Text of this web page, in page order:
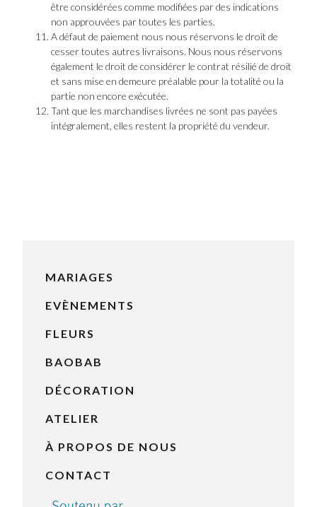
être considérées comme modifiées par des indications
non approuvées par toutes les parties.
A défaut de paiement nous nous réservons le droit de
cesser toutes autres livraisons. Nous nous réservons
également le droit de considérer le contrat résilié de droit
et sans mise en demeure préalable pour la totalité ou la
partie non encore exécutée.
Tant que les marchandises livrées ne sont pas payées
intégralement, elles restent la propriété du vendeur.
MARIAGES
EVÈNEMENTS
FLEURS
BAOBAB
DÉCORATION
ATELIER
À PROPOS DE NOUS
CONTACT